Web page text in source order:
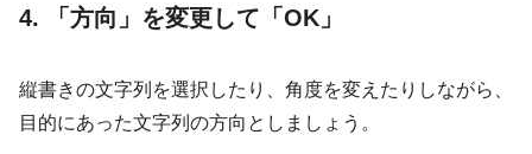
4. 「方向」を変更して「OK」
縦書きの文字列を選択したり、角度を変えたりしながら、
目的にあった文字列の方向としましょう。